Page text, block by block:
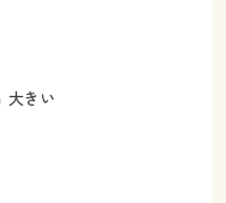
大きい